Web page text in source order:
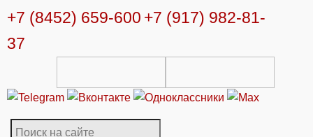
+7 (8452) 659-600 +7 (917) 982-81-
37